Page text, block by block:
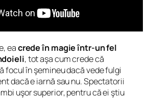
eacrede în magie într-un fel
, tot aşa cum crede că
focul în şemineu dacă vede fulgi
dacă e iarnă sau nu. Spectatorii
uşor superior, pentru că ei ştiu